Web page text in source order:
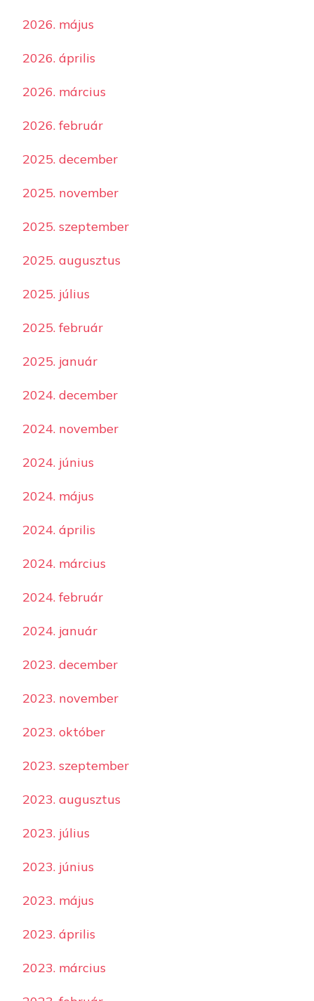
2026. május
2026. április
2026. március
2026. február
2025. december
2025. november
2025. szeptember
2025. augusztus
2025. július
2025. február
2025. január
2024. december
2024. november
2024. június
2024. május
2024. április
2024. március
2024. február
2024. január
2023. december
2023. november
2023. október
2023. szeptember
2023. augusztus
2023. július
2023. június
2023. május
2023. április
2023. március